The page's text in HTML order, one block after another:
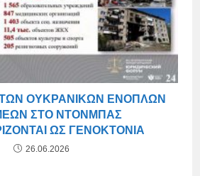
ΤΩΝ ΟΥΚΡΑΝΙΚΏΝ ΕΝΌΠΛΩΝ
ΣΤΟ ΝΤΟΝΜΠΆΣ
ΩΣ ΓΕΝΟΚΤΟΝΊΑ
26.06.2026